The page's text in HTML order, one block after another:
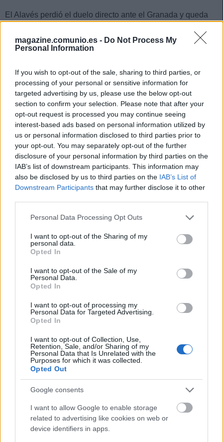
magazine.comunio.es - Do Not Process My
Personal Information
If you wish to opt-out of the sale, sharing to third parties, or
processing of your personal or sensitive information for
targeted advertising by us, please use the below opt-out
section to confirm your selection. Please note that after your
opt-out request is processed you may continue seeing
interest-based ads based on personal information utilized by
us or personal information disclosed to third parties prior to
your opt-out. You may separately opt-out of the further
disclosure of your personal information by third parties on the
IAB’s list of downstream participants. This information may
also be disclosed by us to third parties on the IAB’s List of
Downstream Participants that may further disclose it to other
Please note that this website/app uses one or more Google
not limited to your visit or usage behaviour. You may click to
grant or deny consent to Google and its third-party tags to
use your data for below specified purposes in below Google
consent section.
Personal Data Processing Opt Outs
I want to opt-out of the Sharing of my
personal data.
Opted In
I want to opt-out of the Sale of my
Personal Data.
Opted In
I want to opt-out of processing my
Personal Data for Targeted Advertising.
Opted In
I want to opt-out of Collection, Use,
Retention, Sale, and/or Sharing of my
Personal Data that Is Unrelated with the
Purposes for which it was collected.
Opted Out
Google consents
I want to allow Google to enable storage
related to advertising like cookies on web or
device identifiers in apps.
El Alavés perdió el duelo directo ante el Granada y queda
encuentro el técnico José Luis Mendilibar apostó por Manu
Vallejo como acompañante de Joselu en la delantera y el
anotando el segundo, para un total de 14 puntos Comunio.
El jugador cedido por el Valencia apenas había tenido
oportunidades como titular desde que llegó a Vitoria y tras
este buen partido lo normal es que conserve el puesto. Está
tirado de precio en el juego (1 millón) y probablemente suba
de valor.
Ante Budimir (Osasuna, delantero, 2.650.000)
El delantero croata volvió al once de Osasuna tras dos
regaló el primer tanto rojillo contra el Levante a Chimy Ávila
y anotó el 2-0 en un fallo defensivo garrafal de los granotas.
En total, Budimir sumó 14 puntos, su mejor puntuación de
En sus anteriores 18 participaciones sólo había anotado
dos tantos, los mismos que generó en la victoria ante los de
Alessio Lisci. ¿Será el comienzo de una buena racha?
Actualmente cuesta 2,6 millones.
Ganadores de valor de mercado (12-18 marzo):
Dembele se reivindica
Dembélé aparece de nuevo en la
jugadores que más han subido de
precio esta semana en Comunio.